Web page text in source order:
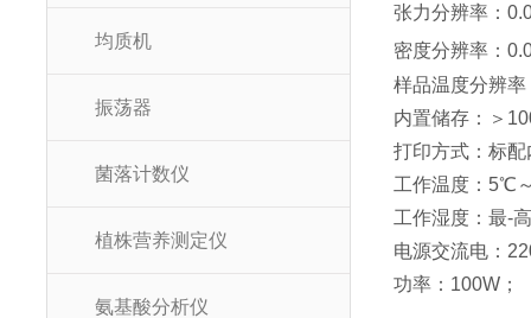
均质机
振荡器
菌落计数仪
植株营养测定仪
氨基酸分析仪
张力分辨率：
密度分辨率：
样品温度分辨
内置储存：＞
打印方式：标
工作温度：5℃
工作湿度：最-
电源交流电：
功率：100W；